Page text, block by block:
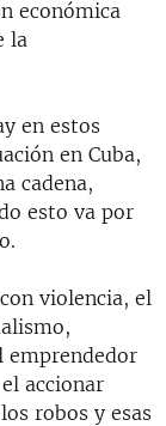
económica
la
en estos
en Cuba,
cadena,
esto va por
violencia, el
emprendedor
accionar
robos y esas